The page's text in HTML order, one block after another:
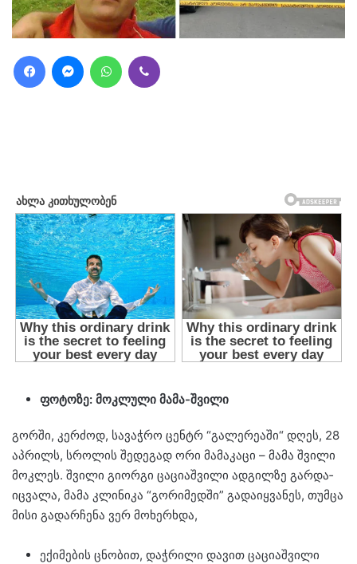
FacebookMessengerWhatsApp
ფო­ტო­ზე: მოკ­ლუ­ლი მამა-შვი­ლი
გორ­ში, კერ­ძოდ, სა­ვაჭ­რო ცენ­ტრ “გა­ლე­რე­ა­ში“ დღეს, 28
აპ­რილს, სრო­ლის შე­დე­გად ორი მა­მა­კა­ცი – მამა შვი­ლი
მოკ­ლეს. შვი­ლი გი­ორ­გი ცა­ცი­აშ­ვი­ლი ად­გილ­ზე გარ­და­
იც­ვა­ლა, მამა კლი­ნი­კა “გო­რი­მედ­ში” გა­და­იყ­ვა­ნეს, თუმ­ცა
მისი გა­დარ­ჩე­ნა ვერ მო­ხერ­ხდა,
ექი­მე­ბის ცნო­ბით, დაჭ­რი­ლი და­ვით ცა­ცი­აშ­ვი­ლი